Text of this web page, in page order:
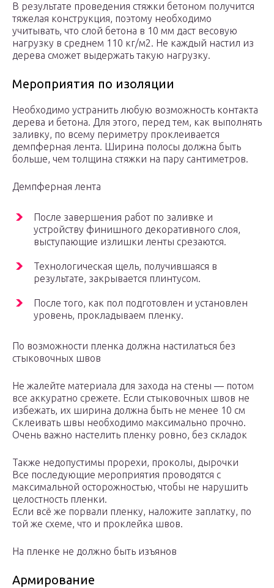
В результате проведения стяжки бетоном получится
тяжелая конструкция, поэтому необходимо
учитывать, что слой бетона в 10 мм даст весовую
нагрузку в среднем 110 кг/м2. Не каждый настил из
дерева сможет выдержать такую нагрузку.
Мероприятия по изоляции
Необходимо устранить любую возможность контакта
дерева и бетона. Для этого, перед тем, как выполнять
заливку, по всему периметру проклеивается
демпферная лента. Ширина полосы должна быть
больше, чем толщина стяжки на пару сантиметров.
Демпферная лента
После завершения работ по заливке и
устройству финишного декоративного слоя,
выступающие излишки ленты срезаются.
Технологическая щель, получившаяся в
результате, закрывается плинтусом.
После того, как пол подготовлен и установлен
уровень, прокладываем пленку.
По возможности пленка должна настилаться без
стыковочных швов
Не жалейте материала для захода на стены — потом
все аккуратно срежете. Если стыковочных швов не
избежать, их ширина должна быть не менее 10 см
Склеивать швы необходимо максимально прочно.
Очень важно настелить пленку ровно, без складок
Также недопустимы прорехи, проколы, дырочки
Все последующие мероприятия проводятся с
максимальной осторожностью, чтобы не нарушить
целостность пленки.
Если всё же порвали пленку, наложите заплатку, по
той же схеме, что и проклейка швов.
На пленке не должно быть изъянов
Армирование